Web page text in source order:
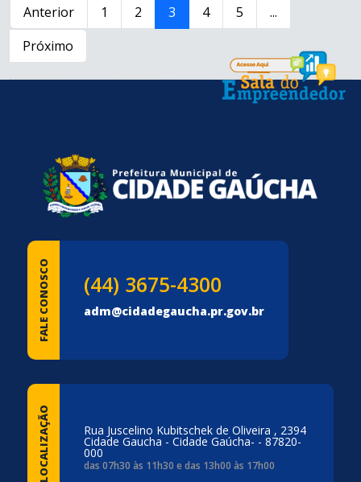
Anterior 1 2 3 4 5
...
Próximo
FALE CONOSCO (44) 3675-4300
adm@cidadegaucha.pr.gov.br
LOCALIZAÇÃO Rua Juscelino Kubitschek de Oliveira , 2394
Cidade Gaucha - Cidade Gaúcha- - 87820-
000
das 07h30 às 11h30 e das 13h00 às 17h00